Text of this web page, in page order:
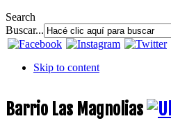
Search
Buscar...
Skip to content
Barrio Las Magnolias